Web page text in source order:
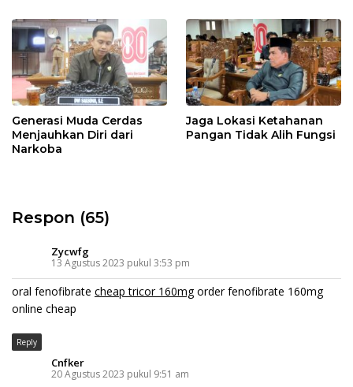
Generasi Muda Cerdas
Menjauhkan Diri dari
Narkoba
Jaga Lokasi Ketahanan
Pangan Tidak Alih Fungsi
Respon (65)
Zycwfg
13 Agustus 2023 pukul 3:53 pm
oral fenofibrate cheap tricor 160mgorder fenofibrate 160mg
online cheap
Reply
Cnfker
20 Agustus 2023 pukul 9:51 am